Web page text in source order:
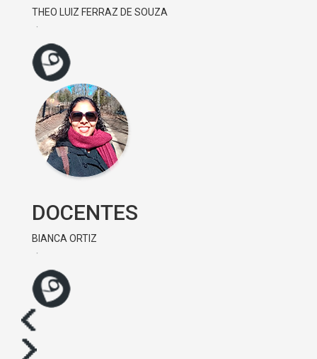
THEO LUIZ FERRAZ DE SOUZA
DOCENTES
BIANCA ORTIZ